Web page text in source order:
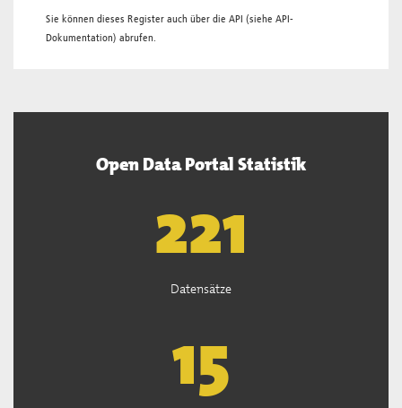
Sie können dieses Register auch über die API (siehe API-
Dokumentation) abrufen.
Open Data Portal Statistik
222
Datensätze
15